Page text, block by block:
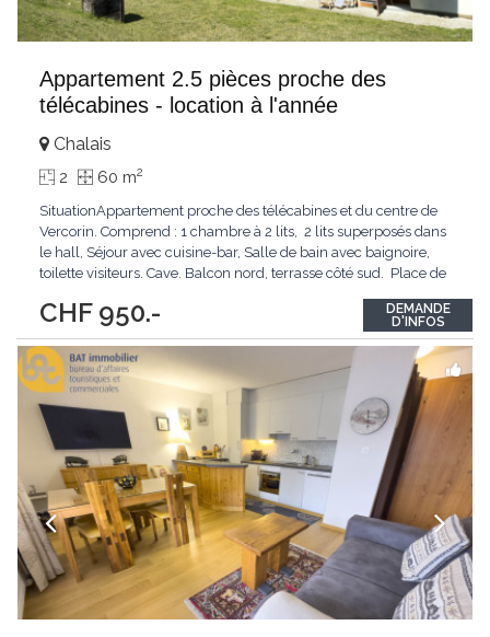
Appartement 2.5 pièces proche des
télécabines - location à l'année
CHF 950.-
Chalais
2 60 m2
SituationAppartement proche des télécabines et du centre de
Vercorin. Comprend : 1 chambre à 2 lits, 2 lits superposés dans
le hall, Séjour avec cuisine-bar, Salle de bain avec baignoire,
toilette visiteurs. Cave. Balcon nord, terrasse côté sud. Place de
DEMANDE
D'INFOS